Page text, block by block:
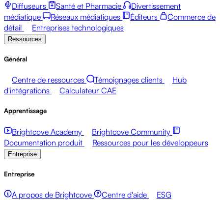
Diffuseurs Santé et Pharmacie
Divertissement
médiatique
Réseaux médiatiques Éditeurs
Commerce de
détail
Entreprises technologiques
Ressources
Général
Centre de ressources Témoignages clients
Hub
d'intégrations
Calculateur CAE
Apprentissage
Brightcove Academy
Brightcove Community
Documentation produit
Ressources pour les développeurs
Entreprise
Entreprise
À propos de Brightcove Centre d'aide ESG